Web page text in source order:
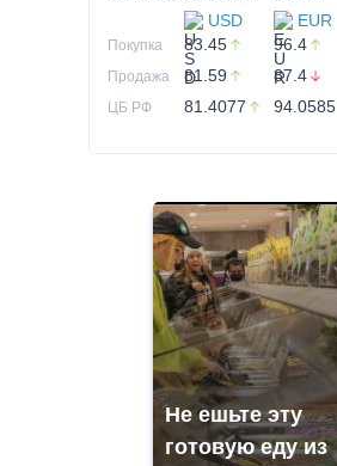
USD EUR
Покупка 83.45 96.4
Продажа 81.59 87.4
ЦБ РФ 81.4077 94.0585
Не ешьте эту
готовую еду из